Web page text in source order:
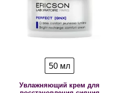
50 мл
Увлажняющий крем для